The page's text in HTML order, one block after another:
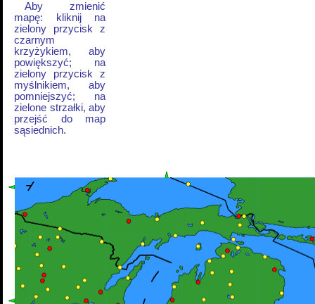
Aby zmienić
mapę: kliknij na
zielony przycisk z
czarnym
krzyżykiem, aby
powiększyć; na
zielony przycisk z
myślnikiem, aby
pomniejszyć; na
zielone strzałki, aby
przejść do map
sąsiednich.